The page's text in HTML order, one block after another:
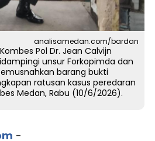
analisamedan.com/bardan
Pol Dr. Jean Calvijn
unsur Forkopimda dan
barang bukti
ratusan kasus peredaran
Medan, Rabu (10/6/2026).
-